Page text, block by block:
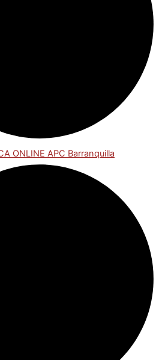
ONLINE APC Barranquilla